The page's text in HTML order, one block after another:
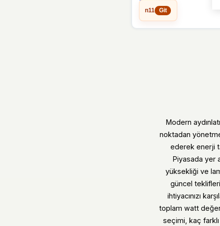
n11
Git
Modern
noktadan
ederek enerji
Piyasada yer
yüksekliği ve
güncel
ihtiyacınızı
toplam watt
seçimi, kaç